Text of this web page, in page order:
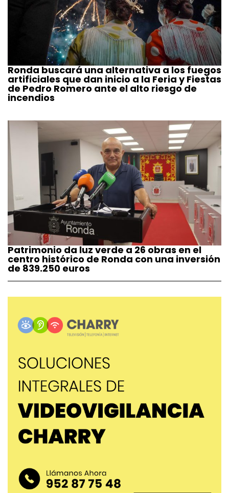
Ronda buscará una alternativa a los fuegos
artificiales que dan inicio a la Feria y Fiestas
de Pedro Romero ante el alto riesgo de
incendios
Patrimonio da luz verde a 26 obras en el
centro histórico de Ronda con una inversión
de 839.250 euros